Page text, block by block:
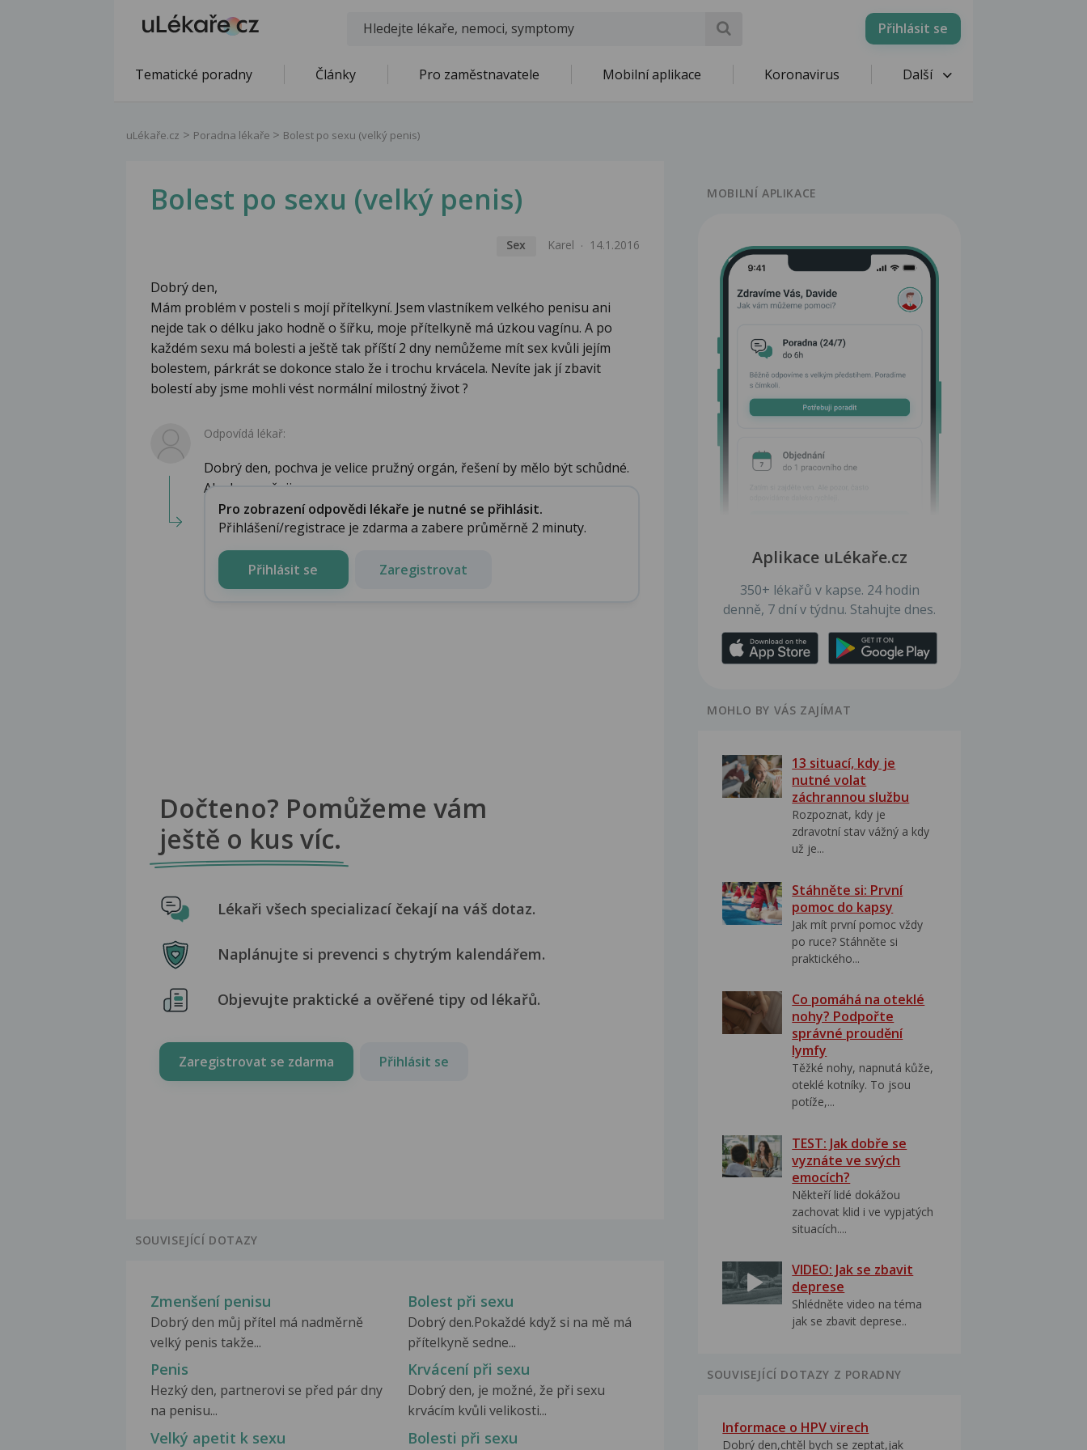
Přihlásit se
Tematické poradny Články Pro zaměstnavatele Mobilní aplikace Koronavirus Další
uLékaře.cz Poradna lékaře Bolest po sexu (velký penis)
Bolest po sexu (velký penis)
Sex Karel 14.1.2016
Dobrý den,
Mám problém v posteli s mojí přítelkyní. Jsem vlastníkem velkého penisu ani
nejde tak o délku jako hodně o šířku, moje přítelkyně má úzkou vagínu. A po
každém sexu má bolesti a ještě tak příští 2 dny nemůžeme mít sex kvůli jejím
bolestem, párkrát se dokonce stalo že i trochu krvácela. Nevíte jak jí zbavit
bolestí aby jsme mohli vést normální milostný život ?
Odpovídá lékař:
Dobrý den, pochva je velice pružný orgán, řešení by mělo být schůdné.
Ale doporučuji roz...
Pro zobrazení odpovědi lékaře je nutné se přihlásit.
Přihlášení/registrace je zdarma a zabere průměrně 2 minuty.
Přihlásit se Zaregistrovat
Dočteno? Pomůžeme vám
ještě o kus víc.
Lékaři všech specializací čekají na váš dotaz.
Naplánujte si prevenci s chytrým kalendářem.
Objevujte praktické a ověřené tipy od lékařů.
Zaregistrovat se zdarma Přihlásit se
SOUVISEJÍCÍ DOTAZY
Zmenšení penisu
Dobrý den můj přítel má nadměrně
velký penis takže...
Bolest při sexu
Dobrý den.Pokaždé když si na mě má
přítelkyně sedne...
Penis
Hezký den, partnerovi se před pár dny
na penisu...
Krvácení při sexu
Dobrý den, je možné, že při sexu
krvácím kvůli velikosti...
Velký apetit k sexu Bolesti při sexu
MOBILNÍ APLIKACE
Aplikace uLékaře.cz
350+ lékařů v kapse. 24 hodin
denně, 7 dní v týdnu. Stahujte dnes.
MOHLO BY VÁS ZAJÍMAT
13 situací, kdy je
nutné volat
záchrannou službu
Rozpoznat, kdy je
zdravotní stav vážný a kdy
už je...
Stáhněte si: První
pomoc do kapsy
Jak mít první pomoc vždy
po ruce? Stáhněte si
praktického...
Co pomáhá na oteklé
nohy? Podpořte
správné proudění
lymfy
Těžké nohy, napnutá kůže,
oteklé kotníky. To jsou
potíže,...
TEST: Jak dobře se
vyznáte ve svých
emocích?
Někteří lidé dokážou
zachovat klid i ve vypjatých
situacích....
VIDEO: Jak se zbavit
deprese
Shlédněte video na téma
jak se zbavit deprese..
SOUVISEJÍCÍ DOTAZY Z PORADNY
Informace o HPV virech
Dobrý den,chtěl bych se zeptat,jak